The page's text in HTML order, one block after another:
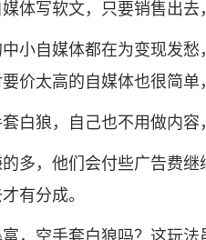
体写软文，只要销售出去
自媒体都在为变现发愁
价太高的自媒体也很简单
狼，自己也不用做内容
，他们会付些广告费继
有分成。
空手套白狼吗？这玩法